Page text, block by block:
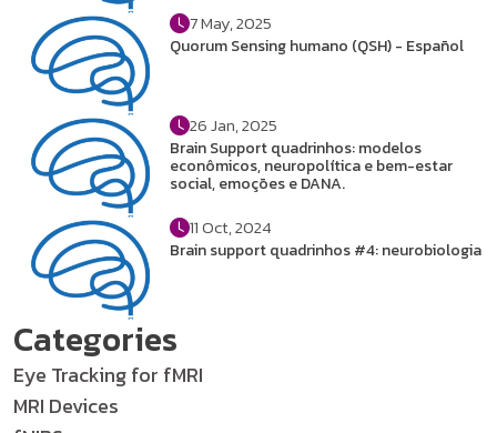
7 May, 2025
Quorum Sensing humano (QSH) - Español
26 Jan, 2025
Brain Support quadrinhos: modelos
econômicos, neuropolítica e bem-estar
social, emoções e DANA.
11 Oct, 2024
Brain support quadrinhos #4: neurobiologia
Categories
Eye Tracking for fMRI
MRI Devices